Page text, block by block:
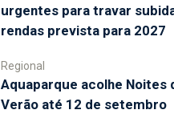
urgentes para travar
rendas prevista para 2027
Regional
Aquaparque acolhe Noites
Verão até 12 de setembro